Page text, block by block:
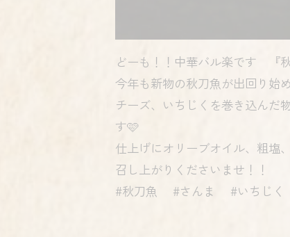
どーも！！中華バル楽です 『秋
今年も新物の秋刀魚が出回り
チーズ、いちじくを巻き込んだ
す🩷
仕上げにオリーブオイル、粗
召し上がりくださいませ！！
#秋刀魚 #さんま #いちじく